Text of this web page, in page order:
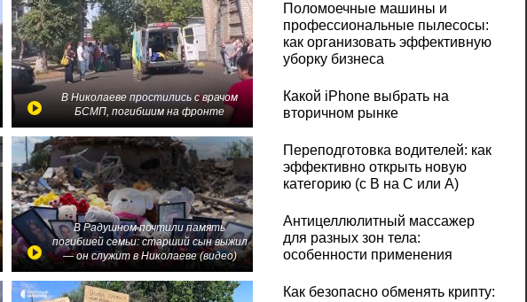
В Николаеве простились с врачом
БСМП, погибшим на фронте
В Радушном почтили память
погибшей семьи: старший сын выжил
— он служит в Николаеве (видео)
Поломоечные машины и
профессиональные пылесосы:
как организовать эффективную
уборку бизнеса
Какой iPhone выбрать на
вторичном рынке
Переподготовка водителей: как
эффективно открыть новую
категорию (с B на C или А)
Антицеллюлитный массажер
для разных зон тела:
особенности применения
Как безопасно обменять крипту: